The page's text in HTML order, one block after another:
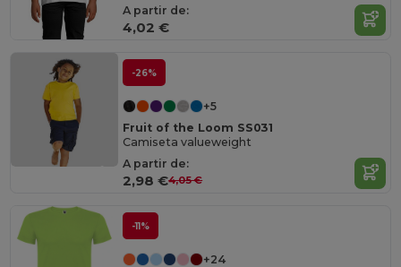
A partir de:
4,02 €
-26%
+5
Fruit of the Loom SS031
Camiseta valueweight
A partir de:
2,98 €4,05 €
-11%
+24